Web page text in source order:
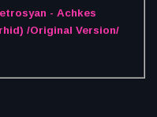
- Achkes
/Original Version/